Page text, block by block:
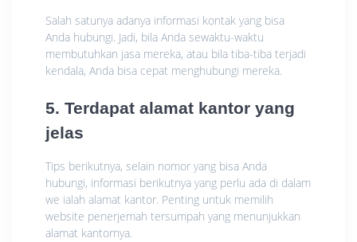
Salah satunya adanya informasi kontak yang bisa
Anda hubungi. Jadi, bila Anda sewaktu-waktu
membutuhkan jasa mereka, atau bila tiba-tiba terjadi
kendala, Anda bisa cepat menghubungi mereka.
5. Terdapat alamat kantor yang
jelas
Tips berikutnya, selain nomor yang bisa Anda
hubungi, informasi berikutnya yang perlu ada di dalam
we ialah alamat kantor. Penting untuk memilih
website penerjemah tersumpah yang menunjukkan
alamat kantornya.